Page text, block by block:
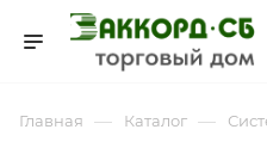
Главная — Каталог —